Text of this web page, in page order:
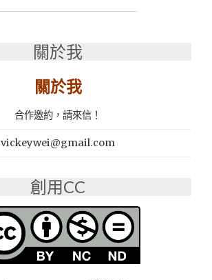
司
薦：
搬
家"
關於我
關於我
合作邀約，請來信！
vickeywei@gmail.com
創用CC